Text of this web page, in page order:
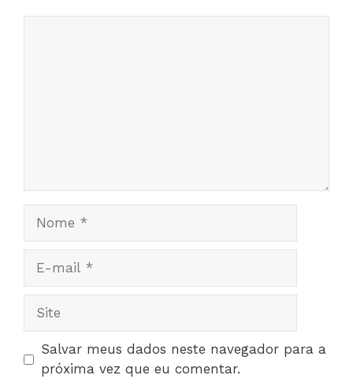
Site
Salvar meus dados neste navegador para a
próxima vez que eu comentar.